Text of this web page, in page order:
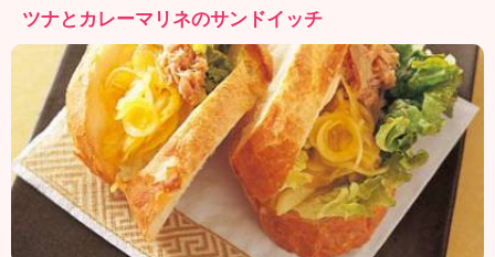
ナ
「
み
ん
な
の
き
ょ
う
の
ツナとカレーマリネのサンドイッチ